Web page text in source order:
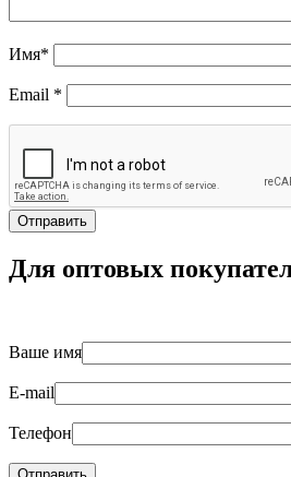
Имя*
Email *
Для оптовых
Ваше имя
E-mail
Телефон